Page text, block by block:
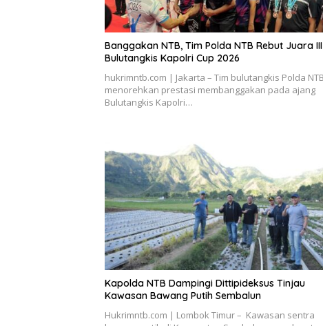
Banggakan NTB, Tim Polda NTB Rebut Juara III
Bulutangkis Kapolri Cup 2026
hukrimntb.com | Jakarta – Tim bulutangkis Polda NTB
menorehkan prestasi membanggakan pada ajang
Bulutangkis Kapolri…
Kapolda NTB Dampingi Dittipideksus Tinjau
Kawasan Bawang Putih Sembalun
Hukrimntb.com | Lombok Timur – Kawasan sentra